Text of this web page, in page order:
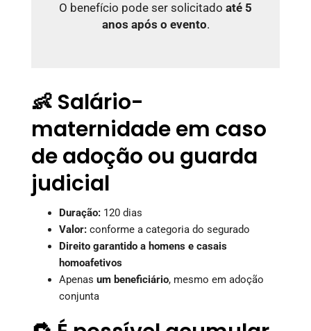
O benefício pode ser solicitado até 5
anos após o evento.
👶 Salário-
maternidade em caso
de adoção ou guarda
judicial
Duração: 120 dias
Valor: conforme a categoria do segurado
Direito garantido a homens e casais
homoafetivos
Apenas um beneficiário, mesmo em adoção
conjunta